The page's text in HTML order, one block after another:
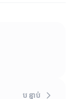
បន្ទាប់